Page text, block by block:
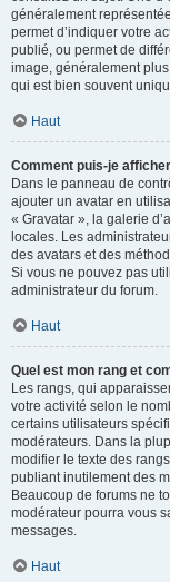
généralement
permet d’indiquer votre
publié, ou permet de
image, généralement
qui est bien souvent
Haut
Comment puis-je
Dans le panneau de
ajouter un avatar en
« Gravatar », la galerie
locales. Les
des avatars et des
Si vous ne pouvez pas
administrateur du forum.
Haut
Quel est mon rang et
Les rangs, qui
votre activité selon le
certains utilisateurs
modérateurs. Dans la
modifier le texte des
publiant inutilement des
Beaucoup de forums ne
modérateur pourra vous
messages.
Haut